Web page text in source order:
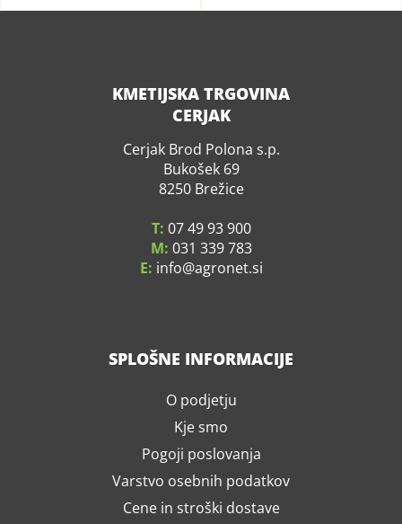
KMETIJSKA TRGOVINA
CERJAK
Cerjak Brod Polona s.p.
Bukošek 69
8250 Brežice
T: 07 49 93 900
M: 031 339 783
E: info agronet.si
SPLOŠNE INFORMACIJE
O podjetju
Kje smo
Pogoji poslovanja
Varstvo osebnih podatkov
Cene in stroški dostave